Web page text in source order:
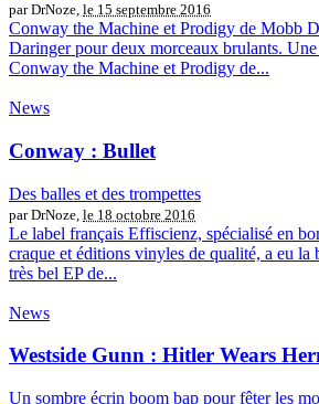
par DrNoze, le 15 septembre 2016
Conway the Machine et Prodigy de Mobb
Daringer pour deux morceaux brulants.
Conway the Machine et Prodigy de...
News
Conway : Bullet
Des balles et des trompettes
par DrNoze, le 18 octobre 2016
Le label français Effiscienz, spécialisé en
craque et éditions vinyles de qualité, a eu la
très bel EP de...
News
Westside Gunn : Hitler Wears
Un sombre écrin boom bap pour fêter les